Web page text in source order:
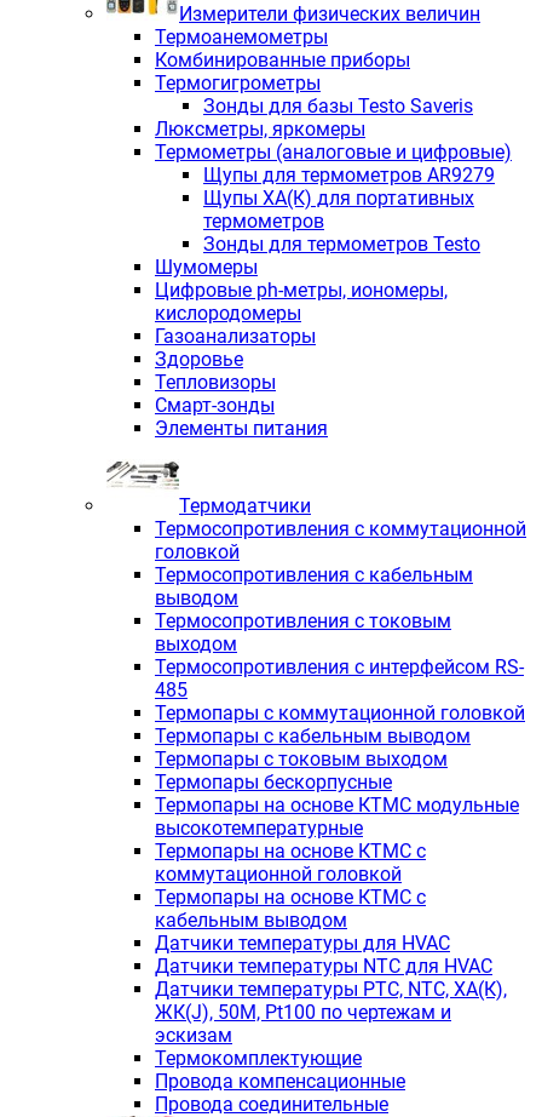
Измерители физических величин
Термоанемометры
Комбинированные приборы
Термогигрометры
Зонды для базы Testo Saveris
Люксметры, яркомеры
Термометры (аналоговые и цифровые)
Щупы для термометров AR9279
Щупы ХА(К) для портативных
термометров
Зонды для термометров Testo
Шумомеры
Цифровые ph-метры, иономеры,
кислородомеры
Газоанализаторы
Здоровье
Тепловизоры
Смарт-зонды
Элементы питания
Термодатчики
Термосопротивления с коммутационной
головкой
Термосопротивления с кабельным
выводом
Термосопротивления с токовым
выходом
Термосопротивления с интерфейсом RS-
485
Термопары с коммутационной головкой
Термопары с кабельным выводом
Термопары с токовым выходом
Термопары бескорпусные
Термопары на основе КТМС модульные
высокотемпературные
Термопары на основе КТМС с
коммутационной головкой
Термопары на основе КТМС с
кабельным выводом
Датчики температуры для HVAC
Датчики температуры NTC для HVAC
Датчики температуры PTС, NTC, ХА(К),
ЖК(J), 50М, Pt100 по чертежам и
эскизам
Термокомплектующие
Провода компенсационные
Провода соединительные